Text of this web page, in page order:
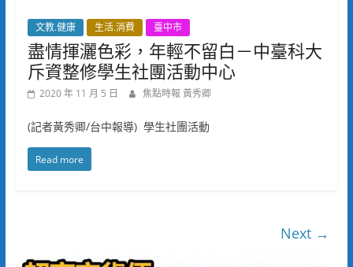
文教.健康 生活.消費 臺中市
盡情揮灑色彩，年輕不留白－中臺科大
斥資整修學生社團活動中心
2020 年 11 月 5 日 焦點時報 黃秀卿
(記者黃秀卿/台中報導) 學生社團活動
Read more
Next →